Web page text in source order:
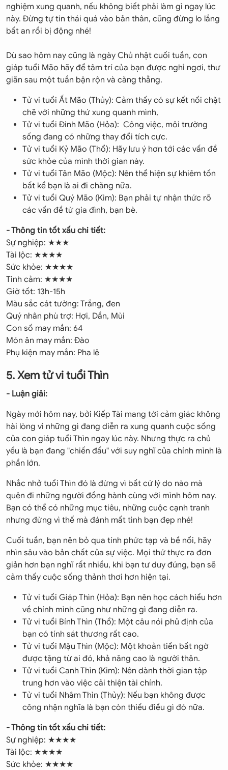
nghiệm xung quanh, nếu không biết phải làm gì ngay lúc
này. Đừng tự tin thái quá vào bản thân, cũng đừng lo lắng
bất an rồi bị động nhé!
Dù sao hôm nay cũng là ngày Chủ nhật cuối tuần, con
giáp tuổi Mão hãy để tâm trí của bạn được nghỉ ngơi, thư
giãn sau một tuần bận rộn và căng thẳng.
Tử vi tuổi Ất Mão (Thủy): Cảm thấy có sự kết nối chặt
chẽ với những thứ xung quanh mình,
Tử vi tuổi Đinh Mão (Hỏa): Công việc, môi trường
sống đang có những thay đổi tích cực.
Tử vi tuổi Kỷ Mão (Thổ): Hãy lưu ý hơn tới các vấn đề
sức khỏe của mình thời gian này.
Tử vi tuổi Tân Mão (Mộc): Nên thể hiện sự khiêm tốn
bất kể bạn là ai đi chăng nữa.
Tử vi tuổi Quý Mão (Kim): Bạn phải tự nhận thức rõ
các vấn đề từ gia đình, bạn bè.
- Thông tin tốt xấu chi tiết:
Sự nghiệp: ★★★
Tài lộc: ★★★★
Sức khỏe: ★★★★
Tình cảm: ★★★★
Giờ tốt: 13h-15h
Màu sắc cát tường: Trắng, đen
Quý nhân phù trợ: Hợi, Dần, Mùi
Con số may mắn: 64
Món ăn may mắn: Đào
Phụ kiện may mắn: Pha lê
5. Xem tử vi tuổi Thìn
- Luận giải:
Ngày mới hôm nay, bởi Kiếp Tài mang tới cảm giác không
hài lòng vì những gì đang diễn ra xung quanh cuộc sống
của con giáp tuổi Thìn ngay lúc này. Nhưng thực ra chủ
yếu là bạn đang "chiến đấu" với suy nghĩ của chính mình là
phần lớn.
Nhắc nhở tuổi Thìn đó là đừng vì bất cứ lý do nào mà
quên đi những người đồng hành cùng với mình hôm nay.
Bạn có thể có những mục tiêu, những cuộc cạnh tranh
nhưng đừng vì thế mà đánh mất tình bạn đẹp nhé!
Cuối tuần, bạn nên bỏ qua tính phức tạp và bề nổi, hãy
nhìn sâu vào bản chất của sự việc. Mọi thứ thực ra đơn
giản hơn bạn nghĩ rất nhiều, khi bạn tư duy đúng, bạn sẽ
cảm thấy cuộc sống thảnh thơi hơn hiện tại.
Tử vi tuổi Giáp Thìn (Hỏa): Bạn nên học cách hiểu hơn
về chính mình cũng như những gì đang diễn ra.
Tử vi tuổi Bính Thìn (Thổ): Một câu nói phủ định của
bạn có tính sát thương rất cao.
Tử vi tuổi Mậu Thìn (Mộc): Một khoản tiền bất ngờ
được tặng từ ai đó, khả năng cao là người thân.
Tử vi tuổi Canh Thìn (Kim): Nên dành thời gian tập
trung hơn vào việc cải thiện tài chính.
Tử vi tuổi Nhâm Thìn (Thủy): Nếu bạn không được
công nhận nghĩa là bạn còn thiếu điều gì đó nữa.
- Thông tin tốt xấu chi tiết:
Sự nghiệp: ★★★★
Tài lộc: ★★★★
Sức khỏe: ★★★★